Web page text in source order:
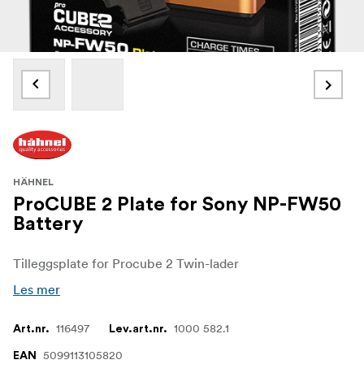
HÄHNEL
ProCUBE 2 Plate for Sony NP-FW50
Battery
Tilleggsplate for Procube 2 Twin-lader
Les mer
Art.nr. 116497 Lev.art.nr. 1000 582.1
EAN 5099113105820